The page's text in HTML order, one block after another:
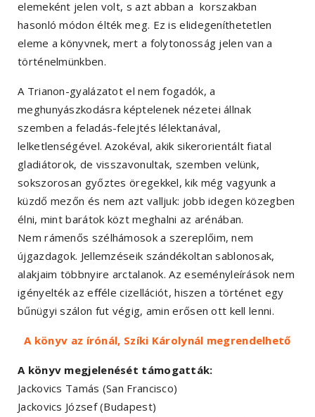
elemeként jelen volt, s azt abban a korszakban
hasonló módon élték meg. Ez is elidegeníthetetlen
eleme a könyvnek, mert a folytonosság jelen van a
történelmünkben.
A Trianon-gyalázatot el nem fogadók, a
meghunyászkodásra képtelenek nézetei állnak
szemben a feladás-felejtés lélektanával,
lelketlenségével. Azokéval, akik sikerorientált fiatal
gladiátorok, de visszavonultak, szemben velünk,
sokszorosan győztes öregekkel, kik még vagyunk a
küzdő mezőn és nem azt valljuk: jobb idegen közegben
élni, mint barátok közt meghalni az arénában.
Nem rámenős szélhámosok a szereplőim, nem
újgazdagok. Jellemzéseik szándékoltan sablonosak,
alakjaim többnyire arctalanok. Az eseményleírások nem
igényelték az efféle cizellációt, hiszen a történet egy
bűnügyi szálon fut végig, amin erősen ott kell lenni.
A könyv az írónál, Szíki Károlynál megrendelhető
A könyv megjelenését támogatták:
Jackovics Tamás (San Francisco)
Jackovics József (Budapest)